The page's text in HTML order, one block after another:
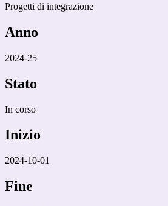
Progetti di integrazione
Anno
2024-25
Stato
In corso
Inizio
2024-10-01
Fine